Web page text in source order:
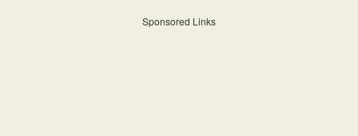
Sponsored Links